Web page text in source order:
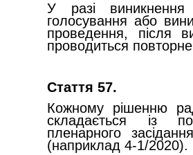
У разі
голосування або
проведення, після
проводиться
Стаття 57.
Кожному рішенню
складається із
пленарного
(наприклад 4-1/2020).